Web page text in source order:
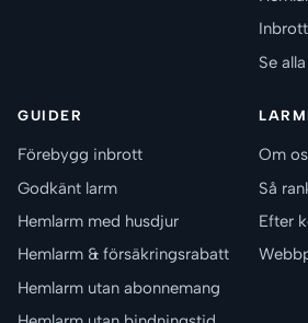
Se
GUIDER
Förebygg inbrott
Godkänt larm
Hemlarm med husdjur
Hemlarm & försäkringsrabatt
Hemlarm utan abonnemang
Om
Så
Efter